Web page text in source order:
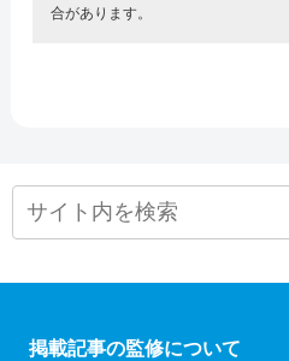
合があります。
掲載記事の監修について